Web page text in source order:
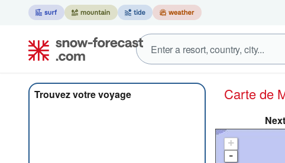
Trouvez votre voyage Carte
+
-